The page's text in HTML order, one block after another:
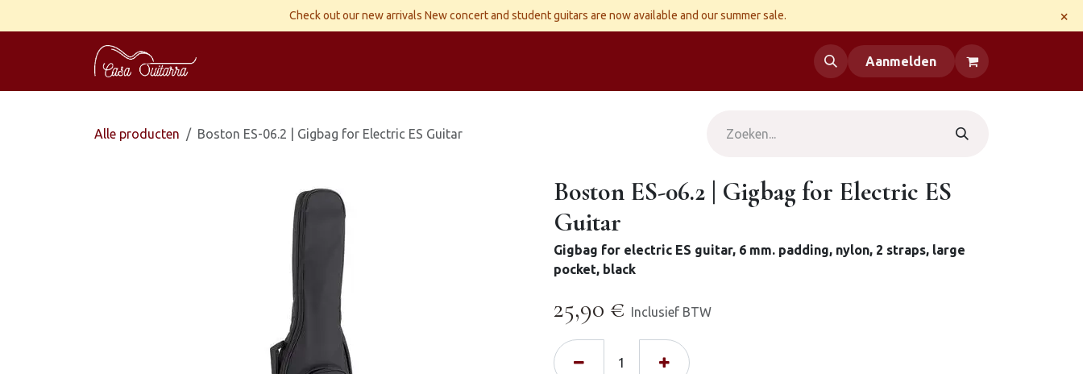
Check out our new arrivals New concert and student guitars are now available and our summer sale. ×
Aanmelden
Alle producten Boston ES-06.2 | Gigbag for Electric ES Guitar
Boston ES-06.2 | Gigbag for Electric ES
Guitar
Gigbag for electric ES guitar, 6 mm. padding, nylon, 2 straps, large
pocket, black
25,90 € Inclusief BTW